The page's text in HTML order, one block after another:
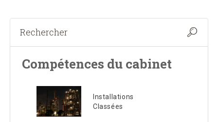
Compétences du cabinet
Installations
Classées